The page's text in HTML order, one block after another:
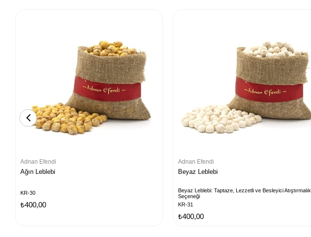
Adnan Efendi
Ağın Leblebi
KR-30
₺400,00
Adnan Efendi
Beyaz Leblebi
Beyaz Leblebi: Taptaze, Lezzetli ve Besleyici Atıştırmalık
Seçeneği
KR-31
₺400,00